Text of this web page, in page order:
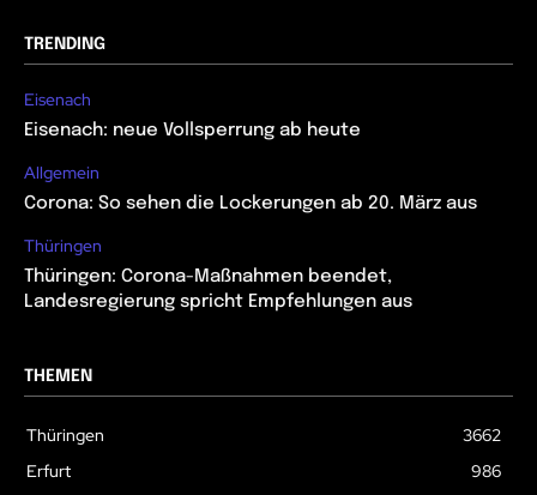
TRENDING
Eisenach
Eisenach: neue Vollsperrung ab heute
Allgemein
Corona: So sehen die Lockerungen ab 20. März aus
Thüringen
Thüringen: Corona-Maßnahmen beendet,
Landesregierung spricht Empfehlungen aus
THEMEN
Thüringen
3662
Erfurt
986